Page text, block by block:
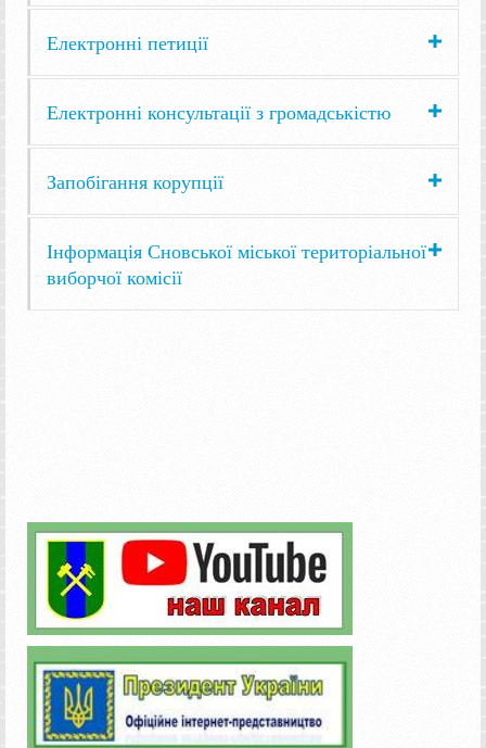
Електронні петиції
Електронні консультації з громадськістю
Запобігання корупції
Інформація Сновської міської територіальної
виборчої комісії